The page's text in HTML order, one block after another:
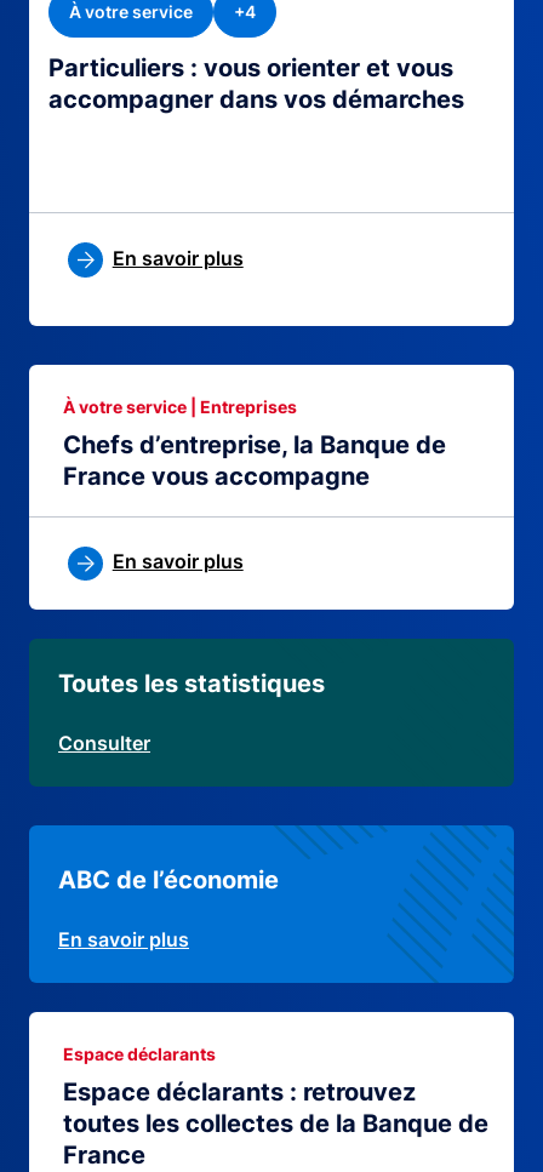
Particuliers : vous orienter et vous
accompagner dans vos démarches
À votre service
+4
En savoir plus
Chefs d’entreprise, la Banque de
France vous accompagne
À votre service | Entreprises
En savoir plus
Toutes les statistiques
Consulter
ABC de l’économie
En savoir plus
Espace déclarants : retrouvez
toutes les collectes de la Banque de
France
Espace déclarants